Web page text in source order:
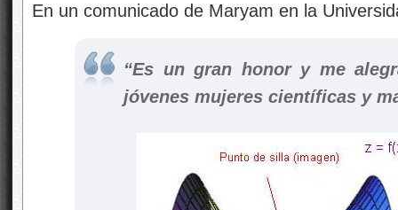
En un comunicado de Maryam en la
“Es un gran honor y me
jóvenes mujeres científicas y